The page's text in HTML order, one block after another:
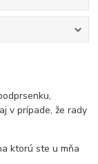
v prípade, že rady
ktorú ste u mňa